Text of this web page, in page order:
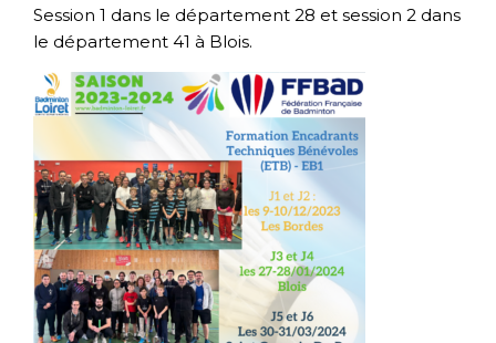
Session 1 dans le département 28 et session 2 dans
le département 41 à Blois.